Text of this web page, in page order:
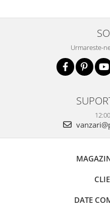
Urmareste-
DATE